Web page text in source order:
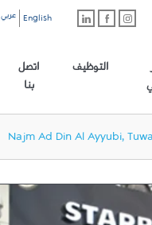
English عربي
التوظيف
اتصل
بنا
Najm Ad Din Al Ayyubi,